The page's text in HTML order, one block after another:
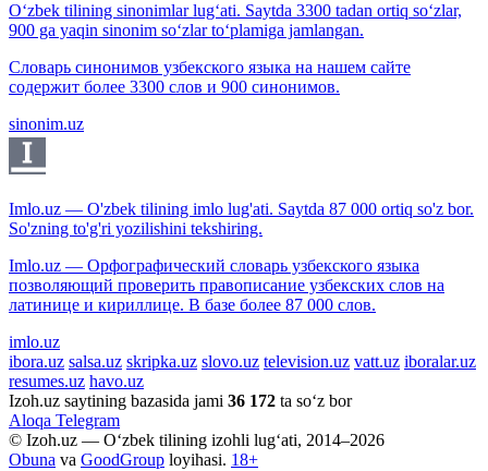
O‘zbek tilining sinonimlar lug‘ati. Saytda 3300 tadan ortiq so‘zlar,
900 ga yaqin sinonim so‘zlar to‘plamiga jamlangan.
Словарь синонимов узбекского языка на нашем сайте
содержит более 3300 слов и 900 синонимов.
sinonim.uz
Imlo.uz — O'zbek tilining imlo lug'ati. Saytda 87 000 ortiq so'z bor.
So'zning to'g'ri yozilishini tekshiring.
Imlo.uz — Орфографический словарь узбекского языка
позволяющий проверить правописание узбекских слов на
латинице и кириллице. В базе более 87 000 слов.
imlo.uz
ibora.uz salsa.uz skripka.uz slovo.uz television.uz vatt.uz iboralar.uz
resumes.uz havo.uz
Izoh.uz saytining bazasida jami 36 172 ta so‘z bor
Aloqa Telegram
© Izoh.uz — O‘zbek tilining izohli lug‘ati, 2014–2026
Obuna va GoodGroup loyihasi. 18+